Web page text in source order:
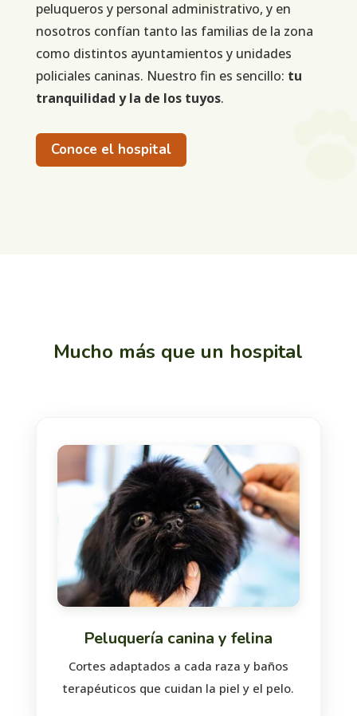
peluqueros y personal administrativo, y en
nosotros confían tanto las familias de la zona
como distintos ayuntamientos y unidades
policiales caninas. Nuestro fin es sencillo: tu
tranquilidad y la de los tuyos.
Conoce el hospital
Mucho más que un hospital
Peluquería canina y felina
Cortes adaptados a cada raza y baños
terapéuticos que cuidan la piel y el pelo.